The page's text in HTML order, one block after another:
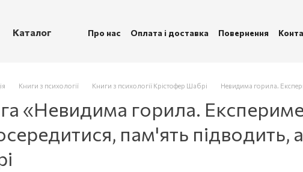
Каталог Про нас Оплата і доставка Повернення
Книги з психології Книги з психології Крістофер Шабрі Невидима горила.
«Невидима горила.
пам'ять підводить,